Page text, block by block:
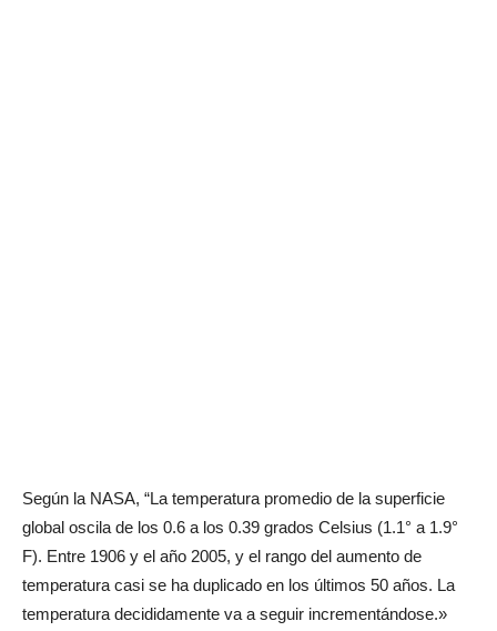
Según la NASA, “La temperatura promedio de la superficie
global oscila de los 0.6 a los 0.39 grados Celsius (1.1° a 1.9°
F). Entre 1906 y el año 2005, y el rango del aumento de
temperatura casi se ha duplicado en los últimos 50 años. La
temperatura decididamente va a seguir incrementándose.»